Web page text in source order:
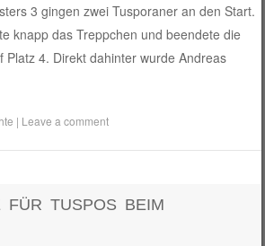
3 gingen zwei Tusporaner an den Start.
knapp das Treppchen und beendete die
Platz 4. Direkt dahinter wurde Andreas
| Leave a comment
FÜR TUSPOS BEIM